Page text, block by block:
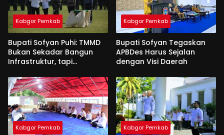
Kabgor Pemkab
Bupati Sofyan Puhi: TMMD
Bukan Sekadar Bangun
Infrastruktur, tapi
Kabgor Pemkab
Bupati Sofyan Tegaskan
APBDes Harus Sejalan
dengan Visi Daerah
Kabgor Pemkab Kabgor Pemkab